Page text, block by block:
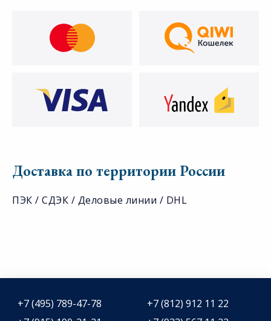
Доставка по территории России
ПЭК / СДЭК / Деловые линии / DHL
+7 (495) 789-47-78
+7 (812) 912 11 22